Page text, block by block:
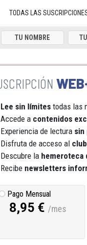
TODAS LAS
Lee sin límitestodas las
Accede acontenidos
Experiencia de lecturasin
Disfruta de acceso al
Descubre lahemeroteca
Recibe newsletters
Pago Mensual
8,95 € /mes